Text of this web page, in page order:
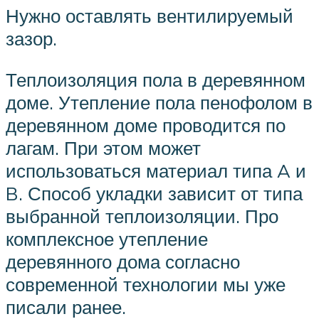
Нужно оставлять вентилируемый
зазор.
Теплоизоляция пола в деревянном
доме. Утепление пола пенофолом в
деревянном доме проводится по
лагам. При этом может
использоваться материал типа A и
B. Способ укладки зависит от типа
выбранной теплоизоляции. Про
комплексное утепление
деревянного дома согласно
современной технологии мы уже
писали ранее.